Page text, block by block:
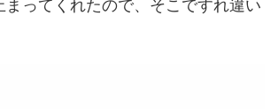
まってくれたので、そこですれ違い